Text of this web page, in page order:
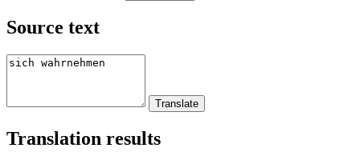
Source text
Translation results